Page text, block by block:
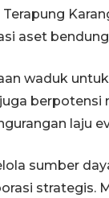
aset
waduk
laju
sumber
strategis.